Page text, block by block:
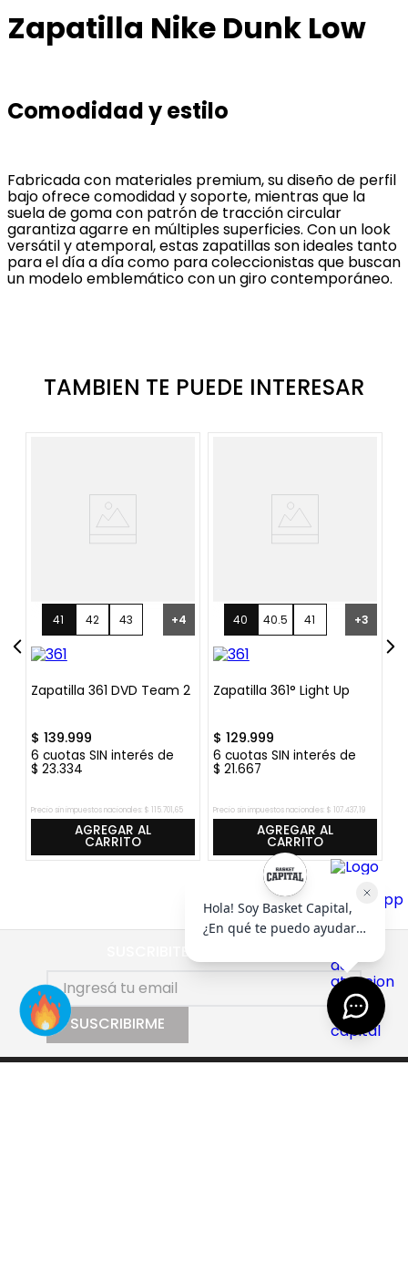
Zapatilla Nike Dunk Low
Comodidad y estilo
Fabricada con materiales premium, su diseño de perfil
bajo ofrece comodidad y soporte, mientras que la
suela de goma con patrón de tracción circular
garantiza agarre en múltiples superficies. Con un look
versátil y atemporal, estas zapatillas son ideales tanto
para el día a día como para coleccionistas que buscan
un modelo emblemático con un giro contemporáneo.
TAMBIEN TE PUEDE INTERESAR
41 42 43 +4
Zapatilla 361 DVD Team 2
$ 139.999
6 cuotas SIN interés de
$ 23.334
Precio sin impuestos nacionales: $ 115.701,65
AGREGAR AL
CARRITO
40 40.5 41 +3
Zapatilla 361° Light Up
$ 129.999
6 cuotas SIN interés de
$ 21.667
Precio sin impuestos nacionales: $ 107.437,19
AGREGAR AL
CARRITO
SUSCRIBITE AL NEWSLETTER
SUSCRIBIRME